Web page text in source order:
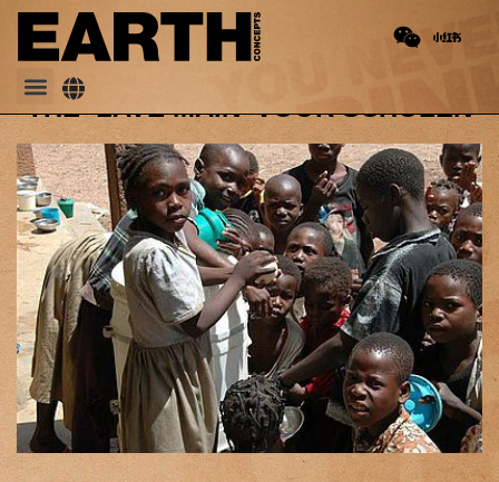
PREVIOUS
THE ‘LAVE MAIN’ VOOR SCHOLEN